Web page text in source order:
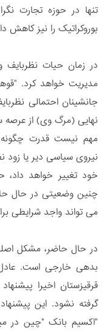
تنها در حوزه تجارت
بوروکراتیک را نیز کاهش
در زمان حیات نظربایف
مدیریت خواهد کرد.
جانشینان احتمالی
نهایی (مرگ وی) از عرصه
مهم نیست قدرت
نیروی سیاسی دیر یا زود
خود تغییر خواهد داد،
چنین وضعیتی در حال
می تواند واجد شرایطی
در حال حاضر، مشکل
بدهی خارجی است.
قرقیزستان اخیرا
گرفته نشود. این